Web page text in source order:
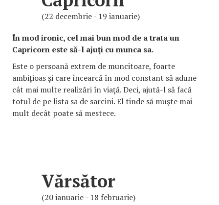
(22 decembrie - 19 ianuarie)
În mod ironic, cel mai bun mod de a trata un
Capricorn este să-l ajuţi cu munca sa.
Este o persoană extrem de muncitoare, foarte
ambiţioas şi care încearcă în mod constant să adune
cât mai multe realizări în viaţă. Deci, ajută-l să facă
totul de pe lista sa de sarcini. El tinde să muşte mai
mult decât poate să mestece.
Vărsător
(20 ianuarie - 18 februarie)